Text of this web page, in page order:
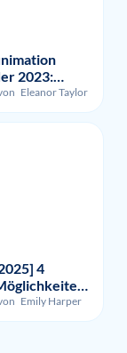
2023:
verglichen
Eleanor Taylor
4
Emily Harper